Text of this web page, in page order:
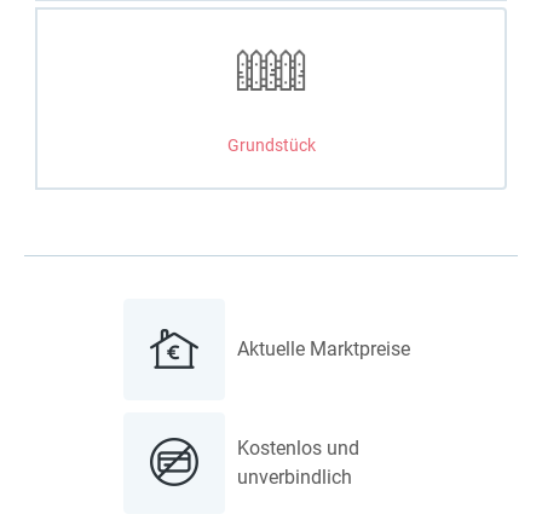
Grundstück
Aktuelle Marktpreise
Kostenlos und
unverbindlich